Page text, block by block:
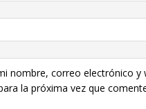
nombre, correo electrónico y
la próxima vez que